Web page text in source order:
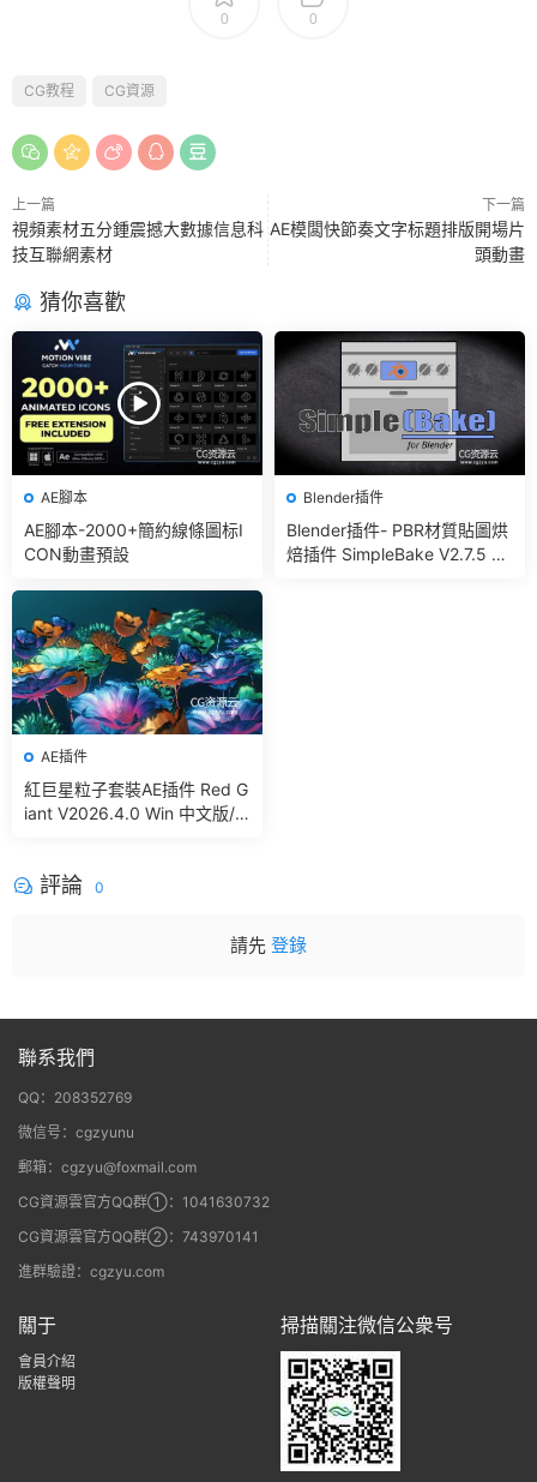
0 0
CG教程 CG資源
上一篇
視頻素材五分鍾震撼大數據信息科
技互聯網素材
下一篇
AE模闆快節奏文字标題排版開場片
頭動畫
猜你喜歡
AE腳本
AE腳本-2000+簡約線條圖标I
CON動畫預設
Blender插件
Blender插件- PBR材質貼圖烘
焙插件 SimpleBake V2.7.5 –
AE插件
紅巨星粒子套裝AE插件 Red G
iant V2026.4.0 Win 中文版/
評論 0
請先 登錄
聯系我們
QQ：208352769
微信号：cgzyunu
郵箱：cgzyu@foxmail.com
CG資源雲官方QQ群①：1041630732
CG資源雲官方QQ群②：743970141
進群驗證：cgzyu.com
關于
會員介紹
版權聲明
掃描關注微信公衆号